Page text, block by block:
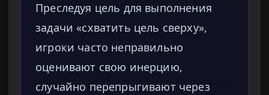
Преследуя цель для выполнения
задачи «схватить цель сверху»,
игроки часто неправильно
оценивают свою инерцию,
случайно перепрыгивают через